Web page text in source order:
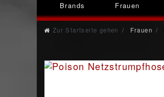
Brands Frauen
Zur Startseite gehen Frauen